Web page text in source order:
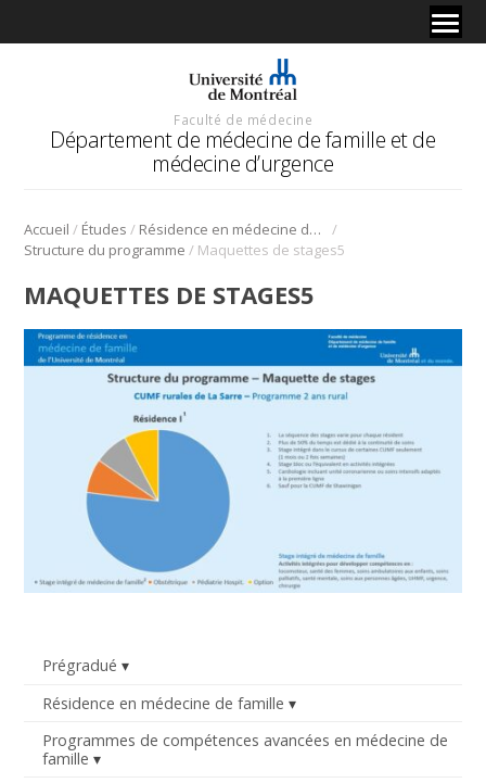
Faculté de médecine
Département de médecine de famille et de
médecine d’urgence
Accueil / Études / Résidence en médecine de famille
/
Structure du programme / Maquettes de stages5
Prégradué
Résidence en médecine de famille
Programmes de compétences avancées en médecine de
famille
MAQUETTES DE STAGES5